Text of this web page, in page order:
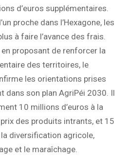
d’euros supplémentaires.
proche dans l’Hexagone, les
à faire l’avance des frais.
en proposant de renforcer la
des territoires, le
les orientations prises
dans son plan AgriPéi 2030. Il
10 millions d’euros à la
des produits intrants, et 15
la diversification agricole,
et le maraîchage.